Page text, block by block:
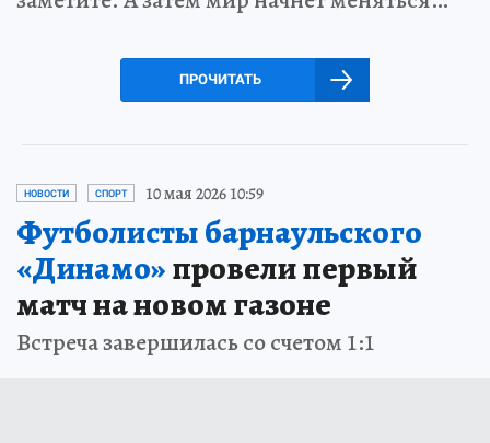
ПРОЧИТАТЬ
НОВОСТИ СПОРТ 10 мая 2026 10:59
Футболисты барнаульского
«Динамо»провели первый
матч на новом газоне
Встреча завершилась со счетом 1:1